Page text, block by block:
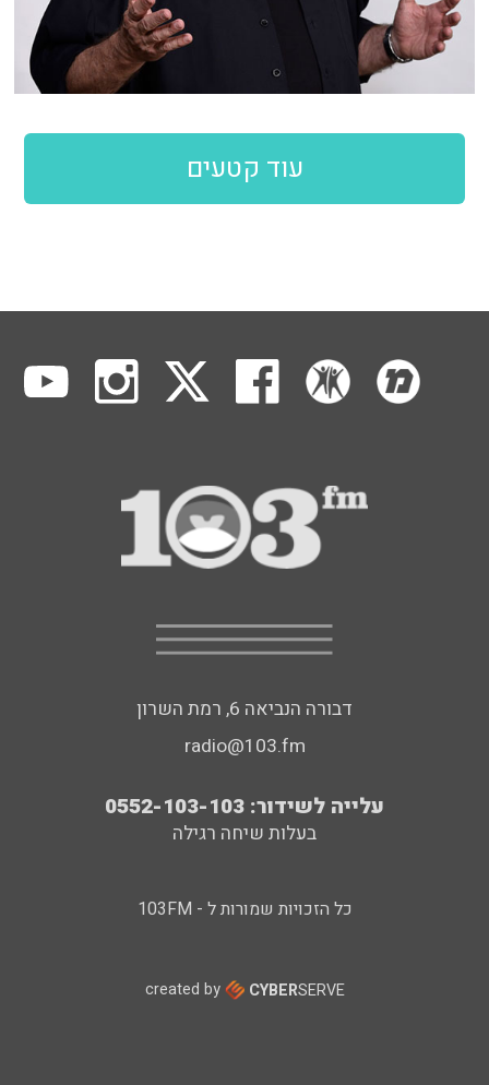
עוד קטעים
דבורה הנביאה 6, רמת השרון
radio@103.fm
עלייה לשידור: 0552-103-103
בעלות שיחה רגילה
כל הזכויות שמורות ל - 103FM
created by CYBERSERVE